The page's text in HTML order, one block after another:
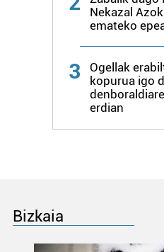
Nekazal
emateko
3
Ogellak
kopurua igo
erdian
Bizkaia